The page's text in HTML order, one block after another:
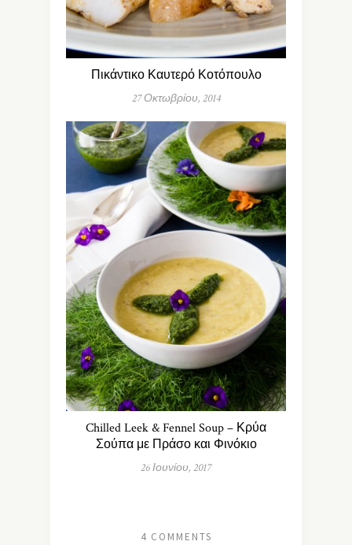
Πικάντικο Καυτερό Κοτόπουλο
27 Οκτωβρίου, 2014
Chilled Leek & Fennel Soup – Κρύα
Σούπα με Πράσο και Φινόκιο
26 Ιουνίου, 2017
4 COMMENTS